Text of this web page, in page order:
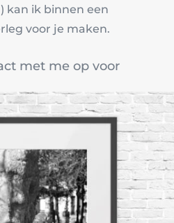
kan ik binnen een
voor je maken.
met me op voor